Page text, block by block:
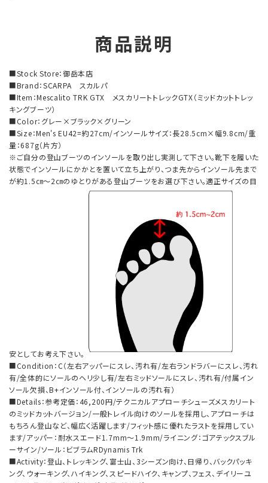
商品説明
■Stock Store：御岳本店
■Brand：SCARPA スカルパ
■Item：Mescalito TRK GTX メスカリートトレックGTX（ミッドカットトレッ
キングブーツ）
■Color：グレー×ブラック×グリーン
■Size：Men's EU42=約27cm/インソールサイズ：長28.5cm×幅9.8cm/重
量：687g（片方）
※ご自分の登山ブーツのインソールを取り出し実測して下さい。靴下を履いた
状態でインソールにかかとを置いて立ち上がり、つま先からインソール先まで
が約1.5㎝～2㎝のゆとりがある登山ブーツをお選び下さい。適正サイズの目
安としてお考え下さい。
■Condition：C（左右アッパーにスレ、汚れ有/左右ランドラバーにスレ、汚れ
有/全体的にソールのヘリ少し有/左右ミッドソールにスレ、汚れ有/付属イン
ソール欠損、B+インソール付、インソールの汚れ有）
■Details：参考定価：46,200円/テクニカルアプローチシューズメスカリート
のミッドカットバージョン/一般トレイル向けのソールを採用し、アプローチは
もちろん登山など、幅広く活躍します/フィット感に優れたラストを採用してい
ます/アッパー：耐水スエード1.7mm～1.9mm/ライニング：ゴアテックスブル
ーサイン/ソール：ビブラムRDynamis Trk
■Activity：登山、トレッキング、富士山、3シーズン向け、日帰り、バックパッキ
ング、ウォーキング、ハイキング、スピードハイク、キャンプ、フェス、デイリーユ